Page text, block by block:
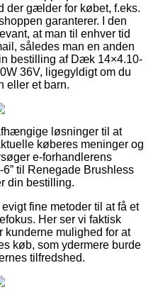
der gælder for købet, f.eks.
garanterer. I den
at man til enhver tid
således man en anden
bestilling af Dæk 14×4.10-
36V, ligegyldigt om du
eller et barn.
løsninger til at
køberes meninger og
e-forhandlerens
til Renegade Brushless
din bestilling.
fine metoder til at få et
Her ser vi faktisk
kunderne mulighed for at
køb, som ydermere burde
tilfredshed.